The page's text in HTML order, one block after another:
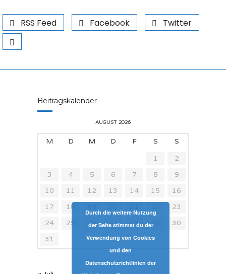
RSS Feed Facebook Twitter
Beitragskalender
AUGUST 2026
M D M D F S
S
1
2
3
4 5 6 7 8
9
10
11 12 13 14 15
16
17
18
23
24
25 26 27 28 29
30
31
Durch die weitere Nutzung
der Seite stimmst du der
Verwendung von Cookies
und den
Datenschutzrichtlinien der